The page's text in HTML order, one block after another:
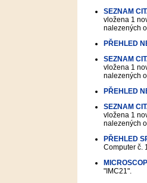
SEZNAM
vložena 1
nalezených
PŘEHLED
SEZNAM
vložena 1
nalezených
PŘEHLED
SEZNAM
vložena 1
nalezených
PŘEHLED
Computer č.
"IMC21".